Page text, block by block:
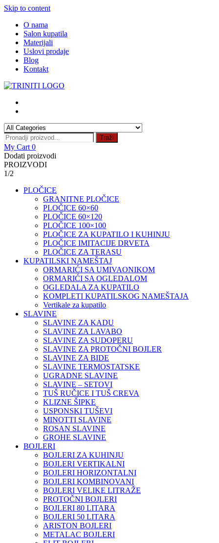
Skip to content
O nama
Salon kupatila
Materijali
Uslovi prodaje
Blog
Kontakt
Traži
My Cart 0
Dodati proizvodi
PROIZVODI
1/2
PLOČICE
GRANITNE PLOČICE
PLOČICE 60×60
PLOČICE 60×120
PLOČICE 100×100
PLOČICE ZA KUPATILO I KUHINJU
PLOČICE IMITACIJE DRVETA
PLOČICE ZA TERASU
KUPATILSKI NAMEŠTAJ
ORMARIĆI SA UMIVAONIKOM
ORMARIĆI SA OGLEDALOM
OGLEDALA ZA KUPATILO
KOMPLETI KUPATILSKOG NAMEŠTAJA
Vertikale za kupatilo
SLAVINE
SLAVINE ZA KADU
SLAVINE ZA LAVABO
SLAVINE ZA SUDOPERU
SLAVINE ZA PROTOČNI BOJLER
SLAVINE ZA BIDE
SLAVINE TERMOSTATSKE
UGRADNE SLAVINE
SLAVINE – SETOVI
TUŠ RUČICE I TUŠ CREVA
KLIZNE ŠIPKE
USPONSKI TUŠEVI
MINOTTI SLAVINE
ROSAN SLAVINE
GROHE SLAVINE
BOJLERI
BOJLERI ZA KUHINJU
BOJLERI VERTIKALNI
BOJLERI HORIZONTALNI
BOJLERI KOMBINOVANI
BOJLERI VELIKE LITRAŽE
PROTOČNI BOJLERI
BOJLERI 80 LITARA
BOJLERI 50 LITARA
ARISTON BOJLERI
METALAC BOJLERI